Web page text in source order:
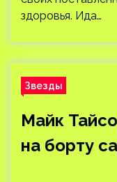
здоровья. Ида…
Звезды
Майк
на борту